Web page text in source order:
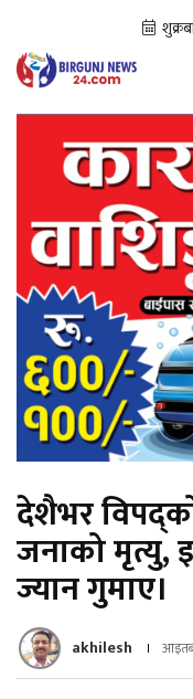
देशैभर
जनाको मृत्यु,
ज्यान गुमाए।
akhilesh